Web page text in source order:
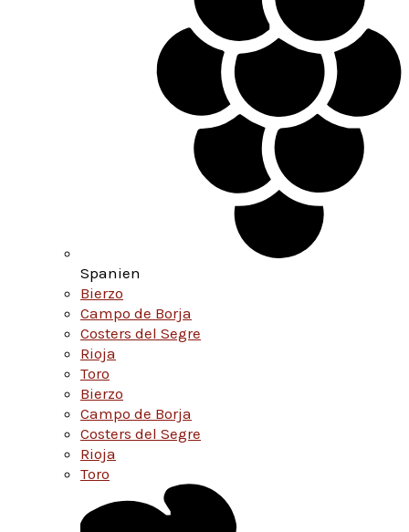
Spanien
Bierzo
Campo de Borja
Costers del Segre
Rioja
Toro
Bierzo
Campo de Borja
Costers del Segre
Rioja
Toro